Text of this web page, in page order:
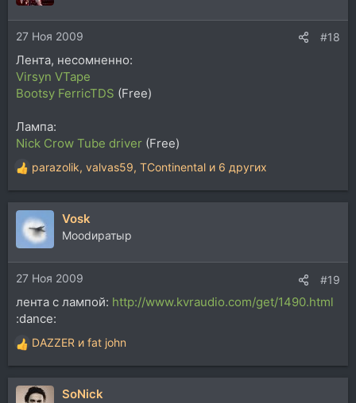
27 Ноя 2009 #18
Лента, несомненно:
Virsyn VTape
Bootsy FerricTDS (Free)
Лампа:
Nick Crow Tube driver (Free)
Р
е
а
и
и
:
parazolik, valvas59, TContinental и 6 других
Vosk
Moodиратыр
27 Ноя 2009 #19
лента с лампой: http://www.kvraudio.com/get/1490.html
:dance:
Р
е
а
DAZZER и fat john
SoNick